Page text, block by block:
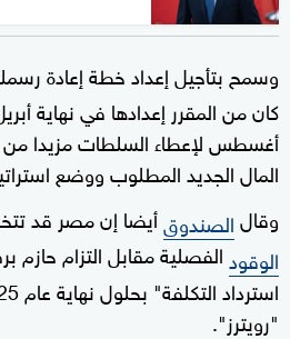
وسمح بتأجيل إعداد خطة إعادة
كان من المقرر إعدادها في نهاية
أغسطس لإعطاء السلطات مزيدا
المال الجديد المطلوب ووضع
وقالالصندوقأيضا إن مصر قد
الوقودالفصلية مقابل التزام حازم
"رويترز".